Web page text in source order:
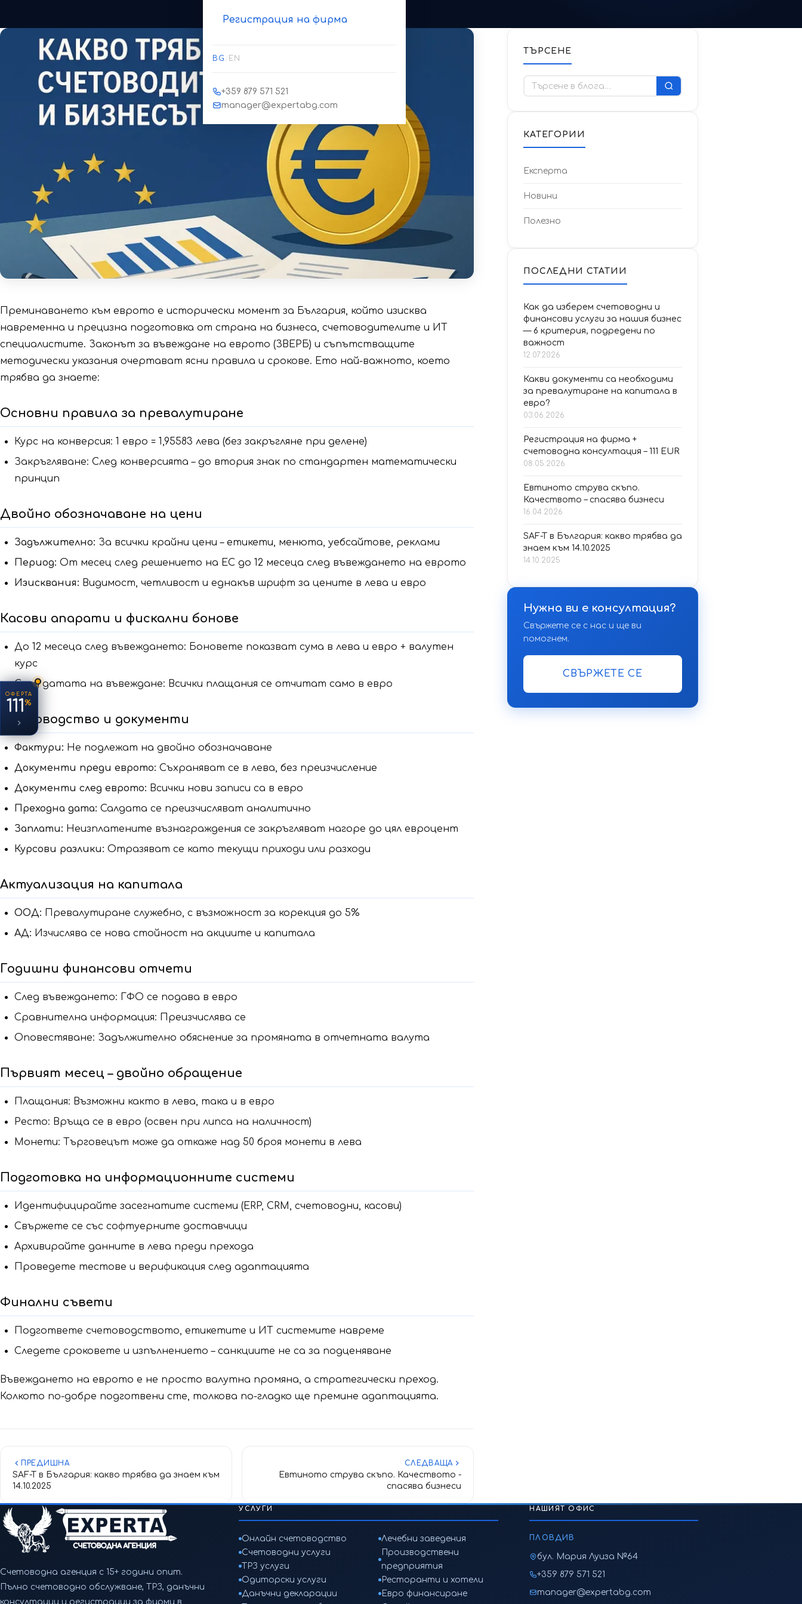
Регистрация на фирма
BG EN
+359 879 571 521
manager@expertabg.com
Преминаването към еврото е исторически момент за България, който изисква
навременна и прецизна подготовка от страна на бизнеса, счетоводителите и ИТ
специалистите. Законът за въвеждане на еврото (ЗВЕРБ) и съпътстващите
методически указания очертават ясни правила и срокове. Ето най-важното, което
трябва да знаете:
Основни правила за превалутиране
Курс на конверсия: 1 евро = 1,95583 лева (без закръгляне при делене)
Закръгляване: След конверсията – до втория знак по стандартен математически
принцип
Двойно обозначаване на цени
Задължително: За всички крайни цени – етикети, менюта, уебсайтове, реклами
Период: От месец след решението на ЕС до 12 месеца след въвеждането на еврото
Изисквания: Видимост, четливост и еднакъв шрифт за цените в лева и евро
Касови апарати и фискални бонове
До 12 месеца след въвеждането: Боновете показват сума в лева и евро + валутен
курс
След датата на въвеждане: Всички плащания се отчитат само в евро
Счетоводство и документи
Фактури: Не подлежат на двойно обозначаване
Документи преди еврото: Съхраняват се в лева, без преизчисление
Документи след еврото: Всички нови записи са в евро
Преходна дата: Салдата се преизчисляват аналитично
Заплати: Неизплатените възнаграждения се закръгляват нагоре до цял евроцент
Курсови разлики: Отразяват се като текущи приходи или разходи
Актуализация на капитала
ООД: Превалутиране служебно, с възможност за корекция до 5%
АД: Изчислява се нова стойност на акциите и капитала
Годишни финансови отчети
След въвеждането: ГФО се подава в евро
Сравнителна информация: Преизчислява се
Оповестяване: Задължително обяснение за промяната в отчетната валута
Първият месец – двойно обращение
Плащания: Възможни както в лева, така и в евро
Ресто: Връща се в евро (освен при липса на наличност)
Монети: Търговецът може да откаже над 50 броя монети в лева
Подготовка на информационните системи
Идентифицирайте засегнатите системи (ERP, CRM, счетоводни, касови)
Свържете се със софтуерните доставчици
Архивирайте данните в лева преди прехода
Проведете тестове и верификация след адаптацията
Финални съвети
Подгответе счетоводството, етикетите и ИТ системите навреме
Следете сроковете и изпълнението – санкциите не са за подценяване
Въвеждането на еврото е не просто валутна промяна, а стратегически преход.
Колкото по-добре подготвени сте, толкова по-гладко ще премине адаптацията.
ПРЕДИШНА
SAF-T в България: какво трябва да знаем към
14.10.2025
СЛЕДВАЩА
Евтиното струва скъпо. Качеството -
спасява бизнеси
ТЪРСЕНЕ
Търсене
КАТЕГОРИИ
Експерта
Новини
Полезно
ПОСЛЕДНИ СТАТИИ
Как да изберем счетоводни и
финансови услуги за нашия бизнес
— 6 критерия, подредени по
важност
12.07.2026
Какви документи са необходими
за превалутиране на капитала в
евро?
03.06.2026
Регистрация на фирма +
счетоводна консултация – 111 EUR
08.05.2026
Евтиното струва скъпо.
Качеството – спасява бизнеси
16.04.2026
SAF-T в България: какво трябва да
знаем към 14.10.2025
14.10.2025
Нужна ви е консултация?
Свържете се с нас и ще ви
помогнем.
СВЪРЖЕТЕ СЕ
Счетоводна агенция с 15+ години опит.
Пълно счетоводно обслужване, ТРЗ, данъчни
консултации и регистрации за фирми в
УСЛУГИ
Онлайн счетоводство
Счетоводни услуги
ТРЗ услуги
Одиторски услуги
Данъчни декларации
Лечебни заведения
Производствени
предприятия
Ресторанти и хотели
Евро финансиране
НАШИЯТ ОФИС
ПЛОВДИВ
бул. Мария Луиза №64
+359 879 571 521
manager@expertabg.com
ОФЕРТА
111%